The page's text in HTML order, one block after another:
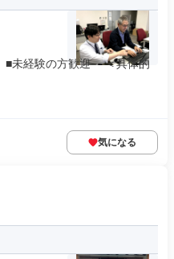
■未経験の方歓迎 ＜具体的
気になる